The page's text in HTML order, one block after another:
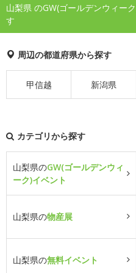
山梨県 のGW(ゴールデンウィー
す
周辺の都道府県から探す
甲信越 新潟県
カテゴリから探す
山梨県のGW(ゴールデンウィ
ーク)イベント
山梨県の物産展
山梨県の無料イベント